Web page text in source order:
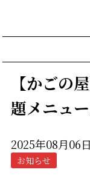
【かごの
題メニュ
2025年08月06日
お知らせ